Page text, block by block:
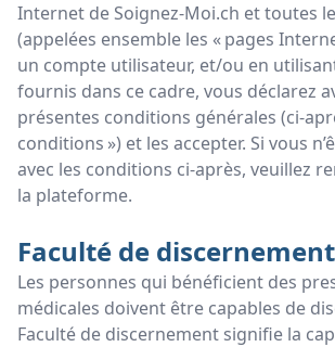
Internet de Soignez-Moi.ch et toutes
(appelées ensemble les « pages
un compte utilisateur, et/ou en
fournis dans ce cadre, vous déclarez
présentes conditions générales (ci-
conditions ») et les accepter. Si vous
avec les conditions ci-après, veuillez
la plateforme.
Faculté de discernement
Les personnes qui bénéficient des
médicales doivent être capables de
Faculté de discernement signifie la